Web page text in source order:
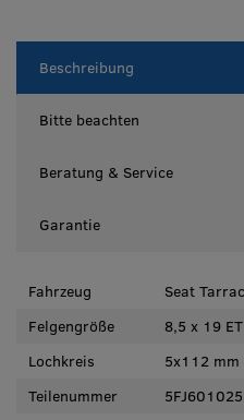
Beschreibung
Bitte beachten
Beratung & Service
Garantie
Fahrzeug
Seat
Felgengröße
8,5 x 19
Lochkreis
5x112 mm
Teilenummer